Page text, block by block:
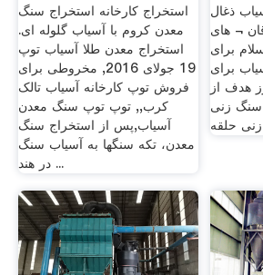
استخراج کارخانه استخراج سنگ
معدن کروم با آسیاب گلوله ای.
استخراج معدن طلا آسیاب توپ
19 جولای 2016, مخروطی برای
فروش توپ کارخانه آسیاب تالک
کرب,, توپ توپ سنگ معدن
آسیاب,پس از استخراج سنگ
معدن، تکه سنگها به آسیاب سنگ
در هند ...
ذغال
¬ های
برای
برای
هدف از
زنی